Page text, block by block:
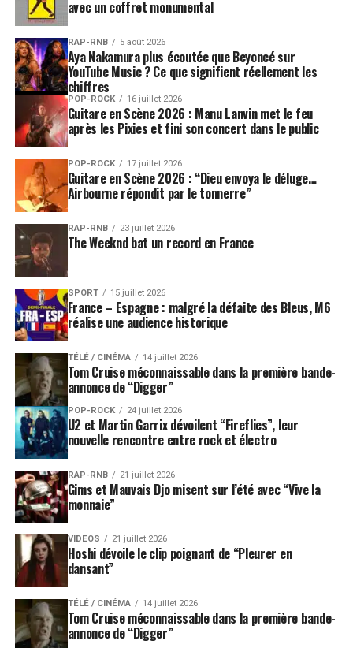
avec un coffret monumental
RAP-RNB 5 août 2026
Aya Nakamura plus écoutée que Beyoncé sur
YouTube Music ? Ce que signifient réellement les
chiffres
POP-ROCK 16 juillet 2026
Guitare en Scène 2026 : Manu Lanvin met le feu
après les Pixies et fini son concert dans le public
POP-ROCK 17 juillet 2026
Guitare en Scène 2026 : “Dieu envoya le déluge…
Airbourne répondit par le tonnerre”
RAP-RNB 23 juillet 2026
The Weeknd bat un record en France
SPORT 15 juillet 2026
France – Espagne : malgré la défaite des Bleus, M6
réalise une audience historique
TÉLÉ / CINÉMA 14 juillet 2026
Tom Cruise méconnaissable dans la première bande-
annonce de “Digger”
POP-ROCK 24 juillet 2026
U2 et Martin Garrix dévoilent “Fireflies”, leur
nouvelle rencontre entre rock et électro
RAP-RNB 21 juillet 2026
Gims et Mauvais Djo misent sur l’été avec “Vive la
monnaie”
VIDEOS 21 juillet 2026
Hoshi dévoile le clip poignant de “Pleurer en
dansant”
TÉLÉ / CINÉMA 14 juillet 2026
Tom Cruise méconnaissable dans la première bande-
annonce de “Digger”